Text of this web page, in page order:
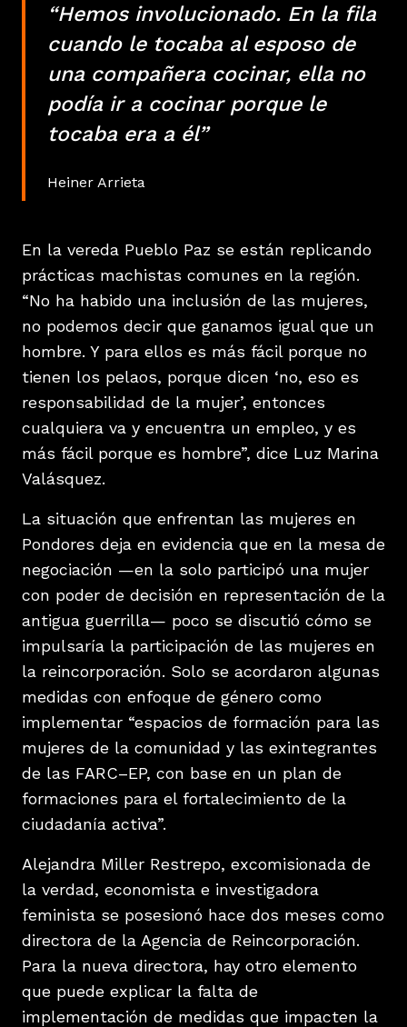
“Hemos involucionado. En la fila
cuando le tocaba al esposo de
una compañera cocinar, ella no
podía ir a cocinar porque le
tocaba era a él”
Heiner Arrieta
En la vereda Pueblo Paz se están replicando
prácticas machistas comunes en la región.
“No ha habido una inclusión de las mujeres,
no podemos decir que ganamos igual que un
hombre. Y para ellos es más fácil porque no
tienen los pelaos, porque dicen ‘no, eso es
responsabilidad de la mujer’, entonces
cualquiera va y encuentra un empleo, y es
más fácil porque es hombre”, dice Luz Marina
Valásquez.
La situación que enfrentan las mujeres en
Pondores deja en evidencia que en la mesa de
negociación —en la solo participó una mujer
con poder de decisión en representación de la
antigua guerrilla— poco se discutió cómo se
impulsaría la participación de las mujeres en
la reincorporación. Solo se acordaron algunas
medidas con enfoque de género como
implementar “espacios de formación para las
mujeres de la comunidad y las exintegrantes
de las FARC–EP, con base en un plan de
formaciones para el fortalecimiento de la
ciudadanía activa”.
Alejandra Miller Restrepo, excomisionada de
la verdad, economista e investigadora
feminista se posesionó hace dos meses como
directora de la Agencia de Reincorporación.
Para la nueva directora, hay otro elemento
que puede explicar la falta de
implementación de medidas que impacten la